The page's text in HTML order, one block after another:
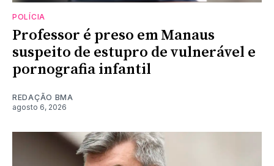
POLÍCIA
Professor é preso em Manaus
suspeito de estupro de vulnerável e
pornografia infantil
REDAÇÃO BMA
agosto 6, 2026